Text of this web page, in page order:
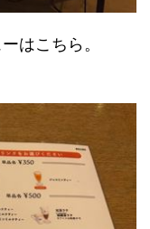
はこちら。